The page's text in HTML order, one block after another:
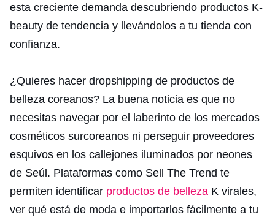
esta creciente demanda descubriendo productos K-
beauty de tendencia y llevándolos a tu tienda con
confianza.
¿Quieres hacer dropshipping de productos de
belleza coreanos? La buena noticia es que no
necesitas navegar por el laberinto de los mercados
cosméticos surcoreanos ni perseguir proveedores
esquivos en los callejones iluminados por neones
de Seúl. Plataformas como Sell The Trend te
permiten identificar productos de belleza K virales,
ver qué está de moda e importarlos fácilmente a tu